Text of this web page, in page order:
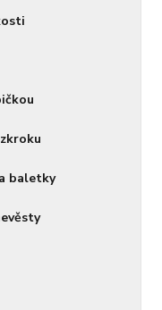
baletky